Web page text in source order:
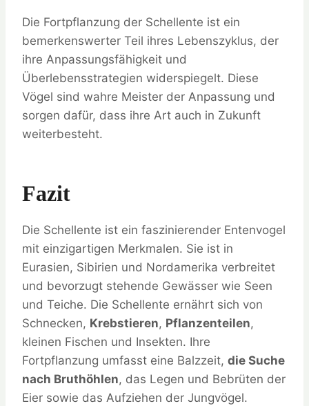
Die Fortpflanzung der Schellente ist ein
bemerkenswerter Teil ihres Lebenszyklus, der
ihre Anpassungsfähigkeit und
Überlebensstrategien widerspiegelt. Diese
Vögel sind wahre Meister der Anpassung und
sorgen dafür, dass ihre Art auch in Zukunft
weiterbesteht.
Fazit
Die Schellente ist ein faszinierender Entenvogel
mit einzigartigen Merkmalen. Sie ist in
Eurasien, Sibirien und Nordamerika verbreitet
und bevorzugt stehende Gewässer wie Seen
und Teiche. Die Schellente ernährt sich von
Schnecken, Krebstieren, Pflanzenteilen,
kleinen Fischen und Insekten. Ihre
Fortpflanzung umfasst eine Balzzeit, die Suche
nach Bruthöhlen, das Legen und Bebrüten der
Eier sowie das Aufziehen der Jungvögel.